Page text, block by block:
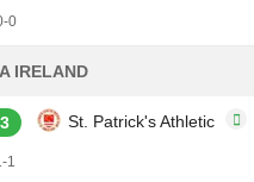
0
IRELAND
St. Patrick's Athletic
1